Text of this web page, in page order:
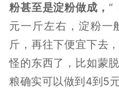
粉甚至是淀粉做成， “
元一斤左右，淀粉一
斤，再往下便宜下去
怪的东西了，比如蒙
粮确实可以做到4到5